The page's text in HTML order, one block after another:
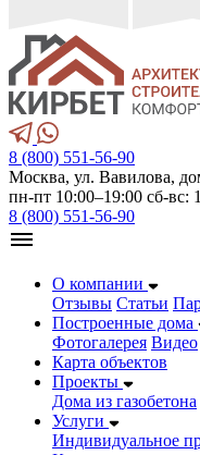
8 (800) 551-56-90
Москва, ул. Вавилова,
пн-пт 10:00–19:00 сб-вс:
8 (800) 551-56-90
О компании
Отзывы Статьи
Построенные дома
Фотогалерея Видео
Карта объектов
Проекты
Дома из газобетонa
Услуги
Индивидуальное